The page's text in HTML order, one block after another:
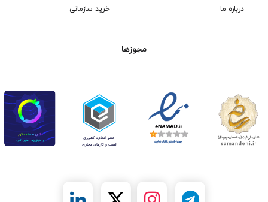
درباره ما خرید سازمانی
مجوزها